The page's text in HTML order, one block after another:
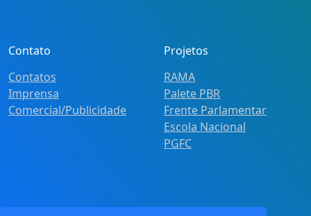
Contato
Contatos
Imprensa
Comercial/Publicidade
Projetos
RAMA
Palete PBR
Frente Parlamentar
Escola Nacional
PGFC